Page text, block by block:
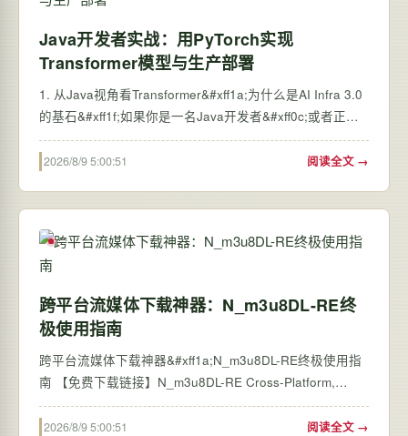
Java开发者实战：用PyTorch实现
Transformer模型与生产部署
1. 从Java视角看Transformer&#xff1a;为什么是AI Infra 3.0
的基石&#xff1f;如果你是一名Java开发者&#xff0c;或者正在
学习Java&#xff0c;当听到“Transformer”这个词时&#xff0c;第
一反应可能不是那个变形金刚&#xff0c;而是那个在AI领域掀
2026/8/9 5:00:51 阅读全文 →
跨平台流媒体下载神器：N_m3u8DL-RE终
极使用指南
跨平台流媒体下载神器&#xff1a;N_m3u8DL-RE终极使用指
南 【免费下载链接】N_m3u8DL-RE Cross-Platform,
modern and powerful stream downloader for
MPD/M3U8/ISM. English/简体中文/繁體中文. 项目地址:
2026/8/9 5:00:51 阅读全文 →